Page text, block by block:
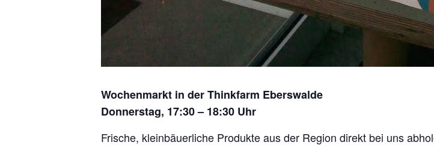
Wochenmarkt in der Thinkfarm Eberswalde
Donnerstag, 17:30 – 18:30 Uhr
Frische, kleinbäuerliche Produkte aus der Region direkt bei uns